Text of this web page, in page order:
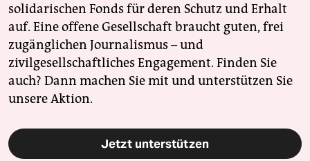
solidarischen Fonds für deren Schutz und Erhalt
auf. Eine offene Gesellschaft braucht guten, frei
zugänglichen Journalismus – und
zivilgesellschaftliches Engagement. Finden Sie
auch? Dann machen Sie mit und unterstützen Sie
unsere Aktion.
Jetzt unterstützen